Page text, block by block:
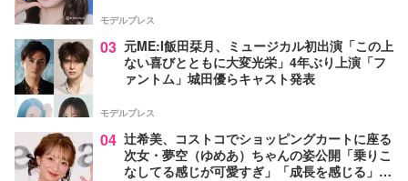
モデルプレス
03 元ME:I飯田栞月、ミュージカル初出演「この上
ない喜びとともに大変光栄」4年ぶり上演「フ
ァントム」城田優らキャスト発表
モデルプレス
04 辻希美、コストコでショッピングカートに座る
次女・夢空（ゆめあ）ちゃんの姿公開「乗りこ
なしてる感じが可愛すぎ」「成長を感じる」の